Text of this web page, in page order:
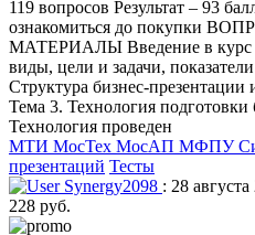
119 вопросов Результат – 93
ознакомиться до покупки
МАТЕРИАЛЫ Введение в курс
виды, цели и задачи,
Структура бизнес-
Тема 3. Технология подготовки
Технология проведен
МТИ МосТех МосАП МФПУ
презентаций Тесты
Synergy2098 : 28
228 руб.